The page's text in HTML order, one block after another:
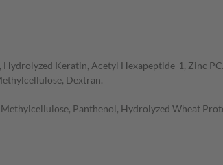
Keratin, Acetyl Hexapeptide-1, Zinc
Dextran.
Panthenol, Hydrolyzed Wheat